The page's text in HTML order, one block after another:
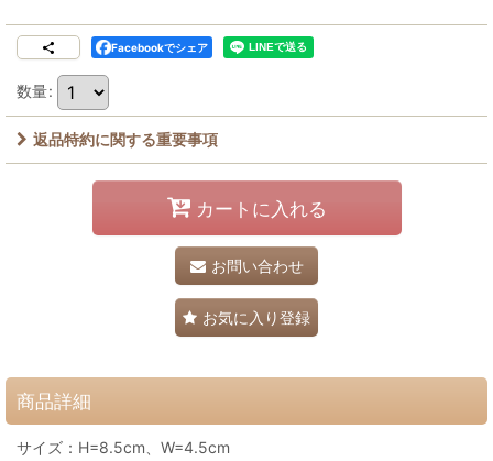
Facebookでシェア
数量:
返品特約に関する重要事項
カートに入れる
お問い合わせ
お気に入り登録
商品詳細
サイズ：H=8.5cm、W=4.5cm